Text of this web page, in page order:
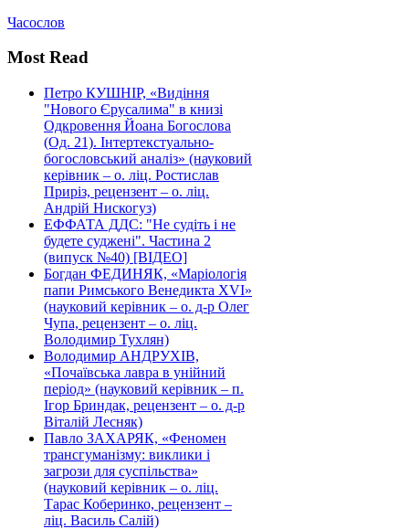
Часослов
Most Read
Петро КУШНІР, «Видіння
"Нового Єрусалима" в книзі
Одкровення Йоана Богослова
(Од. 21). Інтертекстуально-
богословський аналіз» (науковий
керівник – о. ліц. Ростислав
Приріз, рецензент – о. ліц.
Андрій Нискогуз)
ЕФФАТА ДДС: "Не судіть і не
будете суджені". Частина 2
(випуск №40) [ВІДЕО]
Богдан ФЕДИНЯК, «Маріологія
папи Римського Венедикта XVI»
(науковий керівник – о. д-р Олег
Чупа, рецензент – о. ліц.
Володимир Тухлян)
Володимир АНДРУХІВ,
«Почаївська лавра в унійний
період» (науковий керівник – п.
Ігор Бриндак, рецензент – о. д-р
Віталій Лесняк)
Павло ЗАХАРЯК, «Феномен
трансгуманізму: виклики і
загрози для суспільства»
(науковий керівник – о. ліц.
Тарас Коберинко, рецензент –
ліц. Василь Салій)